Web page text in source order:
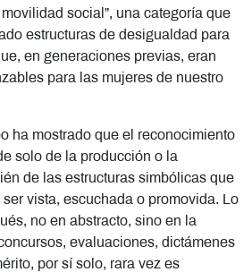
social”, una categoría que
estructuras de desigualdad para
en generaciones previas, eran
para las mujeres de nuestro
ha mostrado que el reconocimiento
solo de la producción o la
de las estructuras simbólicas que
vista, escuchada o promovida. Lo
no en abstracto, sino en la
evaluaciones, dictámenes
por sí solo, rara vez es